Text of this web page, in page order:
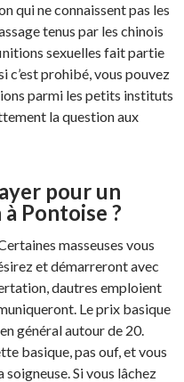
qui ne connaissent pas les
tenus par les chinois
sexuelles fait partie
c’est prohibé, vous pouvez
parmi les petits instituts
la question aux
pour un
Pontoise ?
masseuses vous
et démarreront avec
dautres emploient
Le prix basique
général autour de 20.
basique, pas ouf, et vous
soigneuse. Si vous lâchez